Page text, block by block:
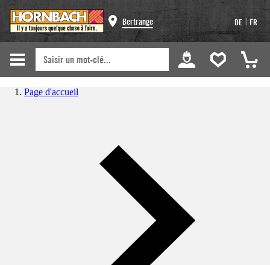
Bertrange DE | FR
Page d'accueil